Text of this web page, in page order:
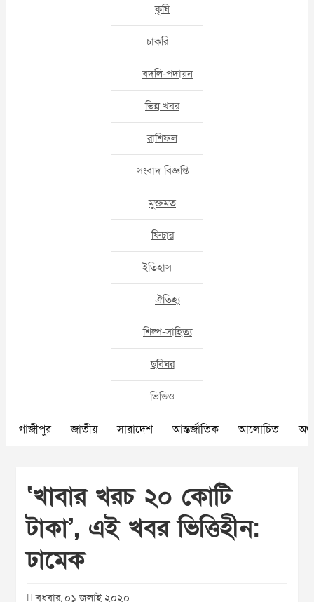
কৃষি
চাকরি
বদলি-পদায়ন
ভিন্ন খবর
রাশিফল
সংবাদ বিজ্ঞপ্তি
মুক্তমত
ফিচার
ইতিহাস
ঐতিহ্য
শিল্প-সাহিত্য
ছবিঘর
ভিডিও
গাজীপুর জাতীয় সারাদেশ আন্তর্জাতিক আলোচিত
‘খাবার খরচ ২০ কোটি
টাকা’, এই খবর ভিত্তিহীন:
ঢামেক
বুধবার, ০১ জুলাই ২০২০